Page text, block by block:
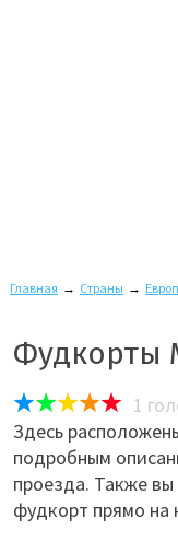
Главная → Страны →
Фудкорты
1
Здесь
подробным
проезда. Также
фудкорт прямо на